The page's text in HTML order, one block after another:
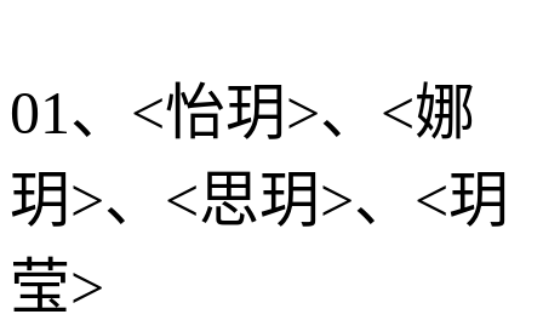
01、<怡玥>、<娜
玥>、<思玥>、<玥
莹>